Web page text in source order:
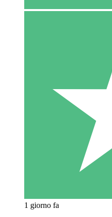
1 giorno fa